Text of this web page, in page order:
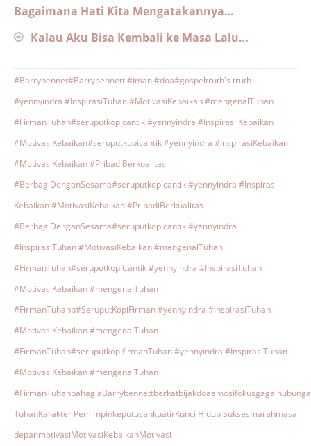
Bagaimana Hati Kita Mengatakannya…
Kalau Aku Bisa Kembali ke Masa Lalu…
#Barrybennet#Barrybennett #iman #doa#gospeltruth's truth
#yennyindra #InspirasiTuhan #MotivasiKebaikan #mengenalTuhan
#FirmanTuhan#seruputkopicantik #yennyindra #Inspirasi Kebaikan
#MotivasiKebaikan#seruputkopicantik #yennyindra #InspirasiKebaikan
#MotivasiKebaikan #PribadiBerkualitas
#BerbagiDenganSesama#seruputkopicantik #yennyindra #Inspirasi
Kebaikan #MotivasiKebaikan #PribadiBerkualitas
#BerbagiDenganSesama#seruputkopicantik #yennyindra
#InspirasiTuhan #MotivasiKebaikan #mengenalTuhan
#FirmanTuhan#seruputkopiCantik #yennyindra #InspirasiTuhan
#MotivasiKebaikan #mengenalTuhan
#FirmanTuhanp#SeruputKopiFirman #yennyindra #InspirasiTuhan
#MotivasiKebaikan #mengenalTuhan
#FirmanTuhan#seruputkopifirmanTuhan #yennyindra #InspirasiTuhan
#MotivasiKebaikan #mengenalTuhan
#FirmanTuhanbahagiaBarrybennettberkatbijakdoaemosifokusgagal
TuhanKarakter PemimpinkeputusankuatirKunci Hidup Suksesmarahmasa
depanmotivasiMotivasiKebaikanMotivasi